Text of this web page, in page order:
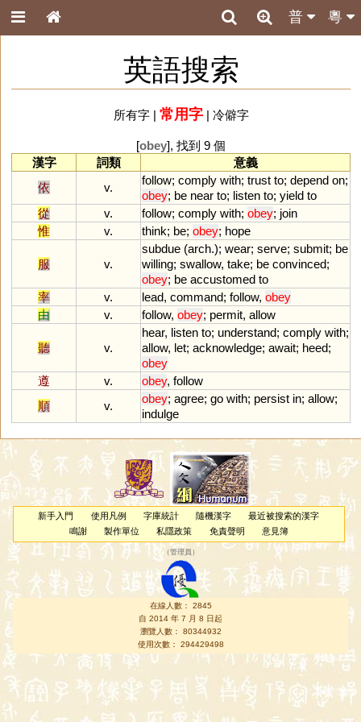
粵
普
英語搜索
所有字| 常用字| 冷僻字
[obey], 找到 9 個
漢字
詞類
意義
依
v.
follow; comply with; trust to; depend on;
obey; be near to; listen to; yield to
從
v. follow; comply with; obey; join
惟
v. think; be; obey; hope
服 v.
subdue (arch.); wear; serve; submit; be
willing; swallow, take; be convinced;
obey; be accustomed to
率
v. lead, command; follow, obey
由
v. follow, obey; permit, allow
聽 v.
hear, listen to; understand; comply with;
allow, let; acknowledge; await; heed;
obey
遵
v. obey, follow
順
v.
obey; agree; go with; persist in; allow;
indulge
新手入門 使用凡例 字庫統計 隨機漢字
最近被搜索的漢字
鳴謝
製作單位 私隱政策 免責聲明 意見簿
（管理員 ）
在線人數： 2845
自 2014 年 7 月 8 日起
瀏覽人數： 80344932
使用次數： 294429498